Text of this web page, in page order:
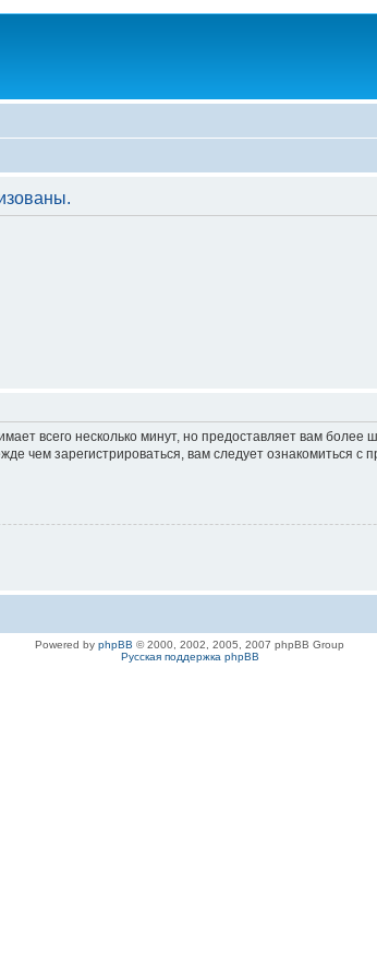
всего несколько минут, но предоставляет вам
чем зарегистрироваться, вам следует ознакомиться
Powered by phpBB © 2000, 2002, 2005, 2007 phpBB Group
Русская поддержка phpBB